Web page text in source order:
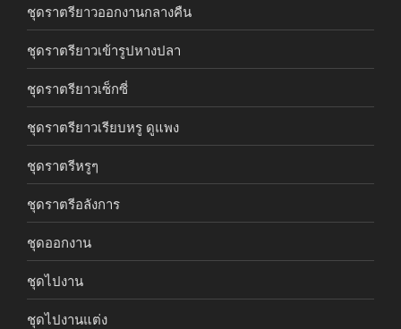
ชุดราตรียาวออกงานกลางคืน
ชุดราตรียาวเข้ารูปหางปลา
ชุดราตรียาวเซ็กซี่
ชุดราตรียาวเรียบหรู ดูแพง
ชุดราตรีหรูๆ
ชุดราตรีอลังการ
ชุดออกงาน
ชุดไปงาน
ชุดไปงานแต่ง